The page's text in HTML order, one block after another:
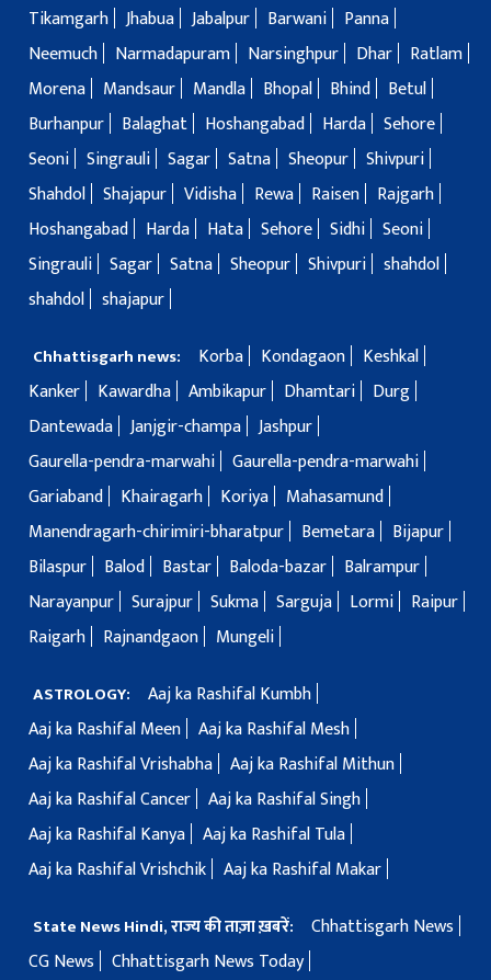
Tikamgarh Jhabua Jabalpur Barwani
Panna
Neemuch
Narmadapuram Narsinghpur Dhar
Ratlam
Morena
Mandsaur Mandla Bhopal Bhind
Betul
Burhanpur
Balaghat Hoshangabad Harda Sehore
Seoni Singrauli Sagar Satna Sheopur Shivpuri
Shahdol Shajapur Vidisha Rewa Raisen
Rajgarh
Hoshangabad
Harda Hata Sehore Sidhi Seoni
Singrauli Sagar Satna Sheopur Shivpuri shahdol
shahdol shajapur
Chhattisgarh news: Korba Kondagaon
Keshkal
Kanker
Kawardha Ambikapur Dhamtari
Durg
Dantewada Janjgir-champa Jashpur
Gaurella-pendra-marwahi Gaurella-pendra-marwahi
Gariaband
Khairagarh Koriya
Mahasamund
Manendragarh-chirimiri-bharatpur
Bemetara
Bijapur
Bilaspur
Balod Bastar Baloda-bazar
Balrampur
Narayanpur Surajpur Sukma Sarguja Lormi
Raipur
Raigarh
Rajnandgaon Mungeli
ASTROLOGY:
Aaj ka Rashifal Kumbh
Aaj ka Rashifal Meen Aaj ka Rashifal Mesh
Aaj ka Rashifal Vrishabha Aaj ka Rashifal Mithun
Aaj ka Rashifal Cancer Aaj ka Rashifal Singh
Aaj ka Rashifal Kanya Aaj ka Rashifal Tula
Aaj ka Rashifal Vrishchik Aaj ka Rashifal Makar
State News Hindi, राज्य की ताज़ा ख़बरें:
Chhattisgarh News
CG News
Chhattisgarh News Today